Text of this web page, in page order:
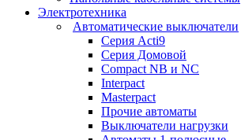
Электротехника
Автоматические выключатели
Серия Acti9
Серия Домовой
Compact NB и NC
Interpact
Masterpact
Прочие автоматы
Выключатели нагрузки